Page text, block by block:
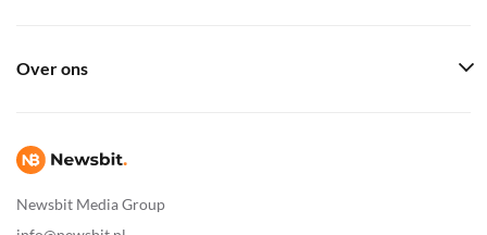
Newsbit Media Group
Over ons